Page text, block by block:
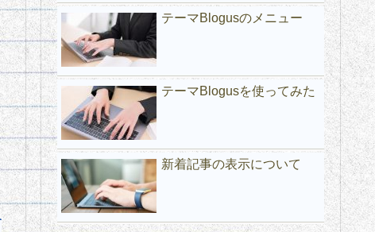
テーマBlogusのメニュー
テーマBlogusを使ってみた
新着記事の表示について